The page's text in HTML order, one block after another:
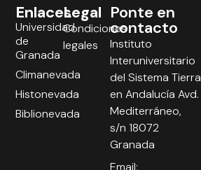
Legal
Condiciones
legales
Enlaces
Universidad
de
Granada
Climanevada
Histonevada
Biblionevada
Ponte en
contacto
Instituto
Interuniversitario
del Sistema Tierra
en Andalucía Avd.
Mediterráneo,
s/n 18072
Granada